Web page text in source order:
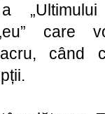
„Ultimului
care
când